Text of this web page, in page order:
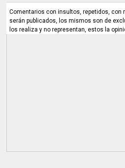
Comentarios con insultos, repetidos, con
serán publicados, los mismos son de
los realiza y no representan, estos la